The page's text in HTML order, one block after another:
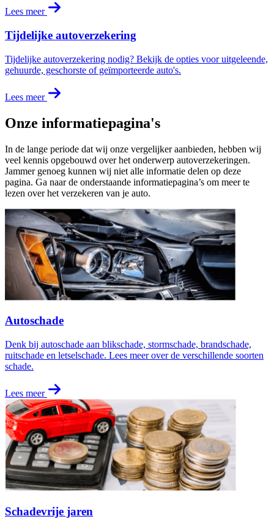
Lees meer
Tijdelijke autoverzekering
Tijdelijke autoverzekering nodig? Bekijk de opties voor uitgeleende,
gehuurde, geschorste of geïmporteerde auto's.
Lees meer
Onze informatiepagina's
In de lange periode dat wij onze vergelijker aanbieden, hebben wij
veel kennis opgebouwd over het onderwerp autoverzekeringen.
Jammer genoeg kunnen wij niet alle informatie delen op deze
pagina. Ga naar de onderstaande informatiepagina’s om meer te
lezen over het verzekeren van je auto.
Autoschade
Denk bij autoschade aan blikschade, stormschade, brandschade,
ruitschade en letselschade. Lees meer over de verschillende soorten
schade.
Lees meer
Schadevrije jaren